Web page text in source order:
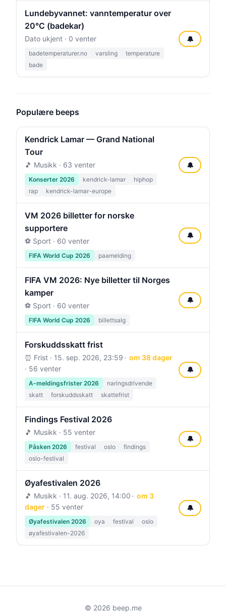
Lundebyvannet: vanntemperatur over
20°C (badekar)
Dato ukjent · 0 venter
badetemperaturer.no varsling
temperature
bade
🔔
Populære beeps
Kendrick Lamar — Grand National
Tour
🎵 Musikk · 63 venter
Konserter 2026 kendrick-lamar
hiphop
rap
kendrick-lamar-europe
🔔
VM 2026 billetter for norske
supportere
⚽ Sport · 60 venter
FIFA World Cup 2026 paamelding
🔔
FIFA VM 2026: Nye billetter til Norges
kamper
⚽ Sport · 60 venter
FIFA World Cup 2026 billettsalg
🔔
Forskuddsskatt frist
⏰ Frist · 15. sep. 2026, 23:59
om 38 dager
· 56 venter
A-meldingsfrister 2026
naringsdrivende
skatt
forskuddsskatt skattefrist
🔔
Findings Festival 2026
🎵 Musikk · 55 venter
Påsken 2026 festival oslo
findings
oslo-festival
🔔
Øyafestivalen 2026
🎵 Musikk · 11. aug. 2026, 14:00
om 3
dager · 55 venter
Øyafestivalen 2026 oya festival
oslo
øyafestivalen-2026
🔔
© 2026 beep.me